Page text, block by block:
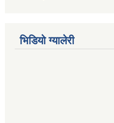
भिडियाे ग्यालेरी